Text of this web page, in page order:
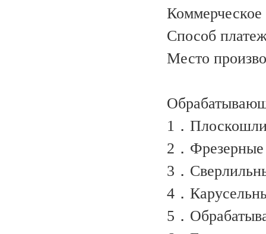
Способ
Место
1．
2．
3．
4．
5．